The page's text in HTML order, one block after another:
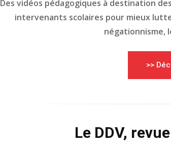
Des vidéos pédagogiques à destination
intervenants scolaires pour mieux
négationnisme,
>>
Le DDV,